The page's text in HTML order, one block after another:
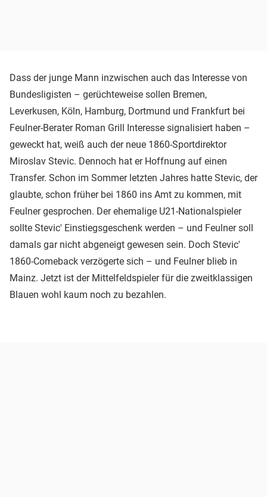
Dass der junge Mann inzwischen auch das Interesse von
Bundesligisten – gerüchteweise sollen Bremen,
Leverkusen, Köln, Hamburg, Dortmund und Frankfurt bei
Feulner-Berater Roman Grill Interesse signalisiert haben –
geweckt hat, weiß auch der neue 1860-Sportdirektor
Miroslav Stevic. Dennoch hat er Hoffnung auf einen
Transfer. Schon im Sommer letzten Jahres hatte Stevic, der
glaubte, schon früher bei 1860 ins Amt zu kommen, mit
Feulner gesprochen. Der ehemalige U21-Nationalspieler
sollte Stevic' Einstiegsgeschenk werden – und Feulner soll
damals gar nicht abgeneigt gewesen sein. Doch Stevic'
1860-Comeback verzögerte sich – und Feulner blieb in
Mainz. Jetzt ist der Mittelfeldspieler für die zweitklassigen
Blauen wohl kaum noch zu bezahlen.